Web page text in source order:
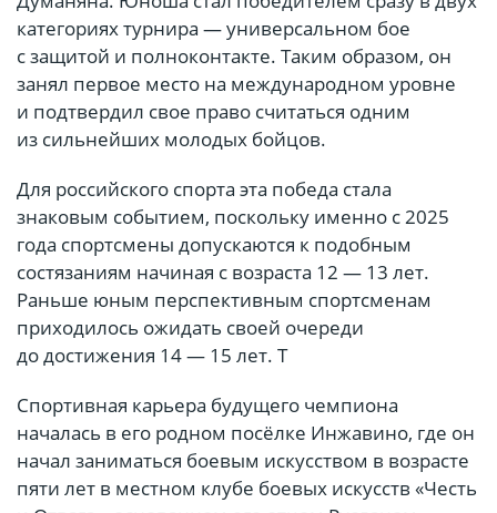
категориях турнира — универсальном бое
с защитой и полноконтакте. Таким образом, он
занял первое место на международном уровне
и подтвердил свое право считаться одним
из сильнейших молодых бойцов.
Для российского спорта эта победа стала
знаковым событием, поскольку именно с 2025
года спортсмены допускаются к подобным
состязаниям начиная с возраста 12 — 13 лет.
Раньше юным перспективным спортсменам
приходилось ожидать своей очереди
до достижения 14 — 15 лет. Т
Спортивная карьера будущего чемпиона
началась в его родном посёлке Инжавино, где он
начал заниматься боевым искусством в возрасте
пяти лет в местном клубе боевых искусств «Честь